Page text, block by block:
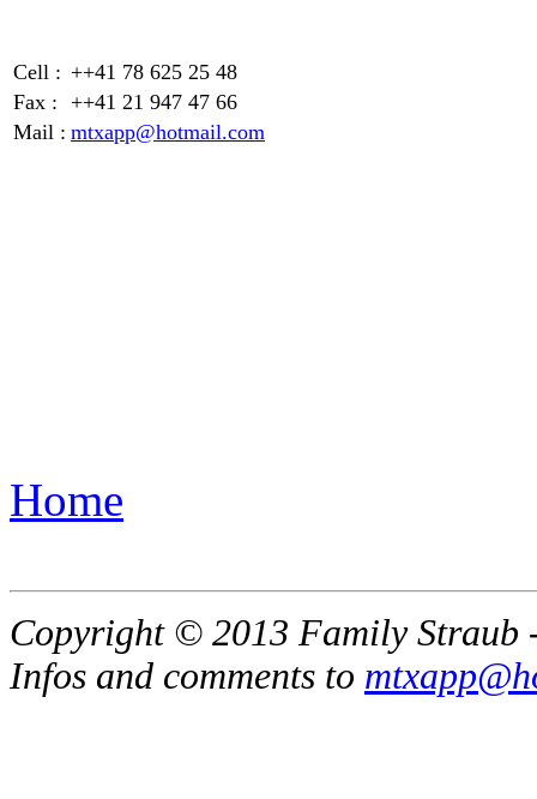
Cell : ++41 78 625 25 48
Fax : ++41 21 947 47 66
Mail : mtxapp@hotmail.com
Home
Copyright © 2013 Family Straub
Infos and comments to